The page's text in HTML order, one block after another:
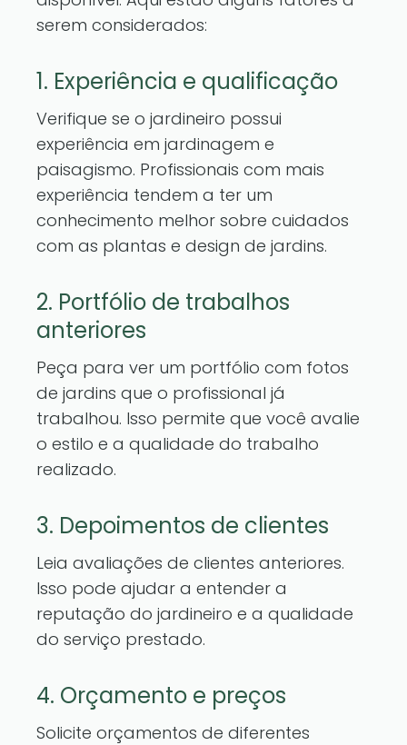
serem considerados:
1. Experiência e qualificação
Verifique se o jardineiro possui
experiência em jardinagem e
paisagismo. Profissionais com mais
experiência tendem a ter um
conhecimento melhor sobre cuidados
com as plantas e design de jardins.
2. Portfólio de trabalhos
anteriores
Peça para ver um portfólio com fotos
de jardins que o profissional já
trabalhou. Isso permite que você avalie
o estilo e a qualidade do trabalho
realizado.
3. Depoimentos de clientes
Leia avaliações de clientes anteriores.
Isso pode ajudar a entender a
reputação do jardineiro e a qualidade
do serviço prestado.
4. Orçamento e preços
Solicite orçamentos de diferentes